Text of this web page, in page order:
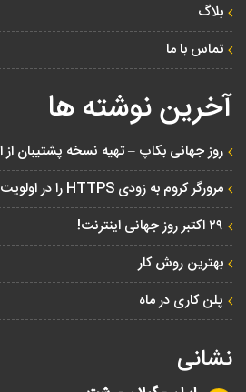
بلاگ
تماس با ما
آخرین نوشته ها
روز جهانی بکاپ – تهیه نسخه پشتیبان از
مرورگر کروم به زودی HTTPS را در اولویت قرار میدهد!
۲۹ اکتبر روز جهانی اینترنت!
بهترین روش کار
پلن کاری در ماه
نشانی